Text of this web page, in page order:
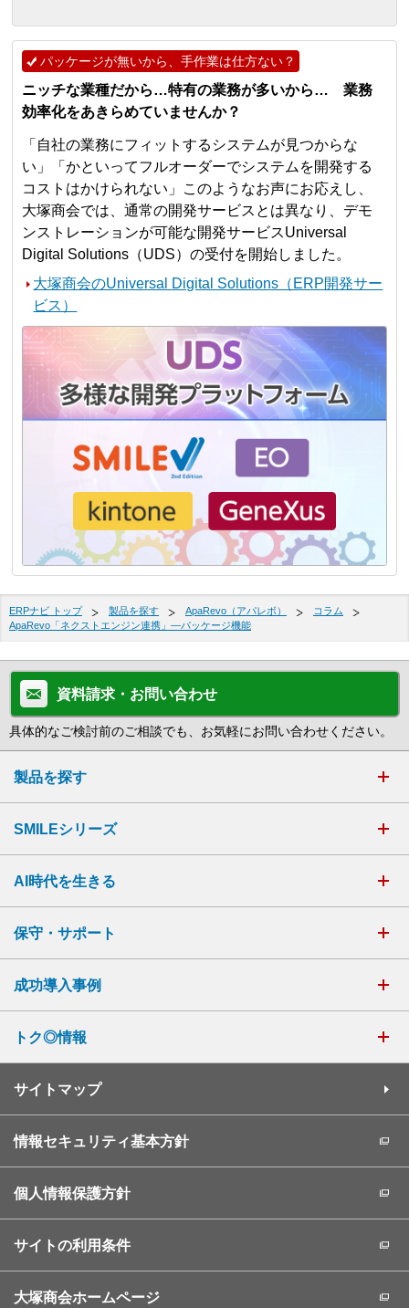
パッケージが無いから、手作業は仕方ない？
ニッチな業種だから…特有の業務が多いから… 業務
効率化をあきらめていませんか？
「自社の業務にフィットするシステムが見つからな
い」「かといってフルオーダーでシステムを開発する
コストはかけられない」このようなお声にお応えし、
大塚商会では、通常の開発サービスとは異なり、デモ
ンストレーションが可能な開発サービスUniversal
Digital Solutions（UDS）の受付を開始しました。
大塚商会のUniversal Digital Solutions（ERP開発サー
ビス）
ERPナビ トップ 製品を探す ApaRevo（アパレボ）
コラム
ApaRevo「ネクストエンジン連携」—パッケージ機能
資料請求・お問い合わせ
具体的なご検討前のご相談でも、お気軽にお問い合わせください。
製品を探す
SMILEシリーズ
AI時代を生きる
保守・サポート
成功導入事例
トク◎情報
サイトマップ
情報セキュリティ基本方針
個人情報保護方針
サイトの利用条件
大塚商会ホームページ